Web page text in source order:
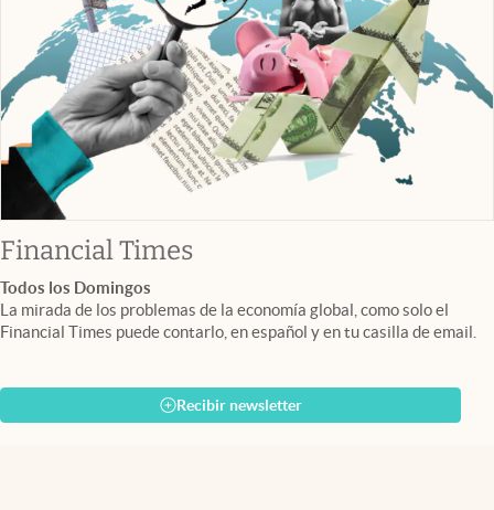
Financial Timesabre en nueva pestaña
Todos los Domingos
La mirada de los problemas de la economía global, como solo el
Financial Times puede contarlo, en español y en tu casilla de email.
Recibir newsletter